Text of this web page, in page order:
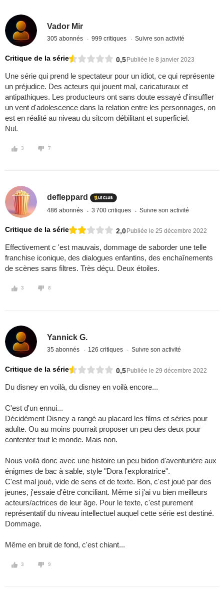
Vador Mir
305 abonnés 999 critiques Suivre son activité
Critique de la série 0,5 Publiée le 8 janvier 2023
Une série qui prend le spectateur pour un idiot, ce qui représente
un préjudice. Des acteurs qui jouent mal, caricaturaux et
antipathiques. Les producteurs ont sans doute essayé d'insuffler
un vent d'adolescence dans la relation entre les personnages, on
est en réalité au niveau du sitcom débilitant et superficiel.
Nul.
3 7
defleppard
486 abonnés 3 700 critiques Suivre son activité
Critique de la série 2,0 Publiée le 25 décembre 2022
Effectivement c 'est mauvais, dommage de saborder une telle
franchise iconique, des dialogues enfantins, des enchaînements
de scènes sans filtres. Très déçu. Deux étoiles.
3 8
Yannick G.
35 abonnés 126 critiques Suivre son activité
Critique de la série 0,5 Publiée le 29 décembre 2022
Du disney en voilà, du disney en voilà encore...
C'est d'un ennui...
Décidément Disney a rangé au placard les films et séries pour
adulte. Ou au moins pourrait proposer un peu des deux pour
contenter tout le monde. Mais non.
Nous voilà donc avec une histoire un peu bidon d'aventurière aux
énigmes de bac à sable, style "Dora l'exploratrice".
C'est mal joué, vide de sens et de texte. Bon, c'est joué par des
jeunes, j'essaie d'être conciliant. Même si j'ai vu bien meilleurs
acteurs/actrices de leur âge. Pour le texte, c'est purement
représentatif du niveau intellectuel auquel cette série est destiné.
Dommage.
Même en bruit de fond, c'est chiant...
3 9